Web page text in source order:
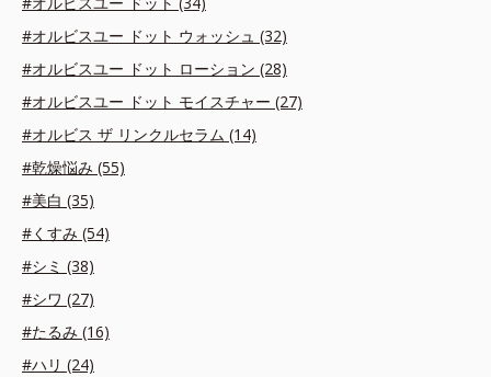
#オルビスユー ドット ウォッシュ (32)
#オルビスユー ドット ローション (28)
#オルビスユー ドット モイスチャー (27)
#オルビス ザ リンクルセラム (14)
#乾燥悩み (55)
#美白 (35)
#くすみ (54)
#シミ (38)
#シワ (27)
#たるみ (16)
#ハリ (24)